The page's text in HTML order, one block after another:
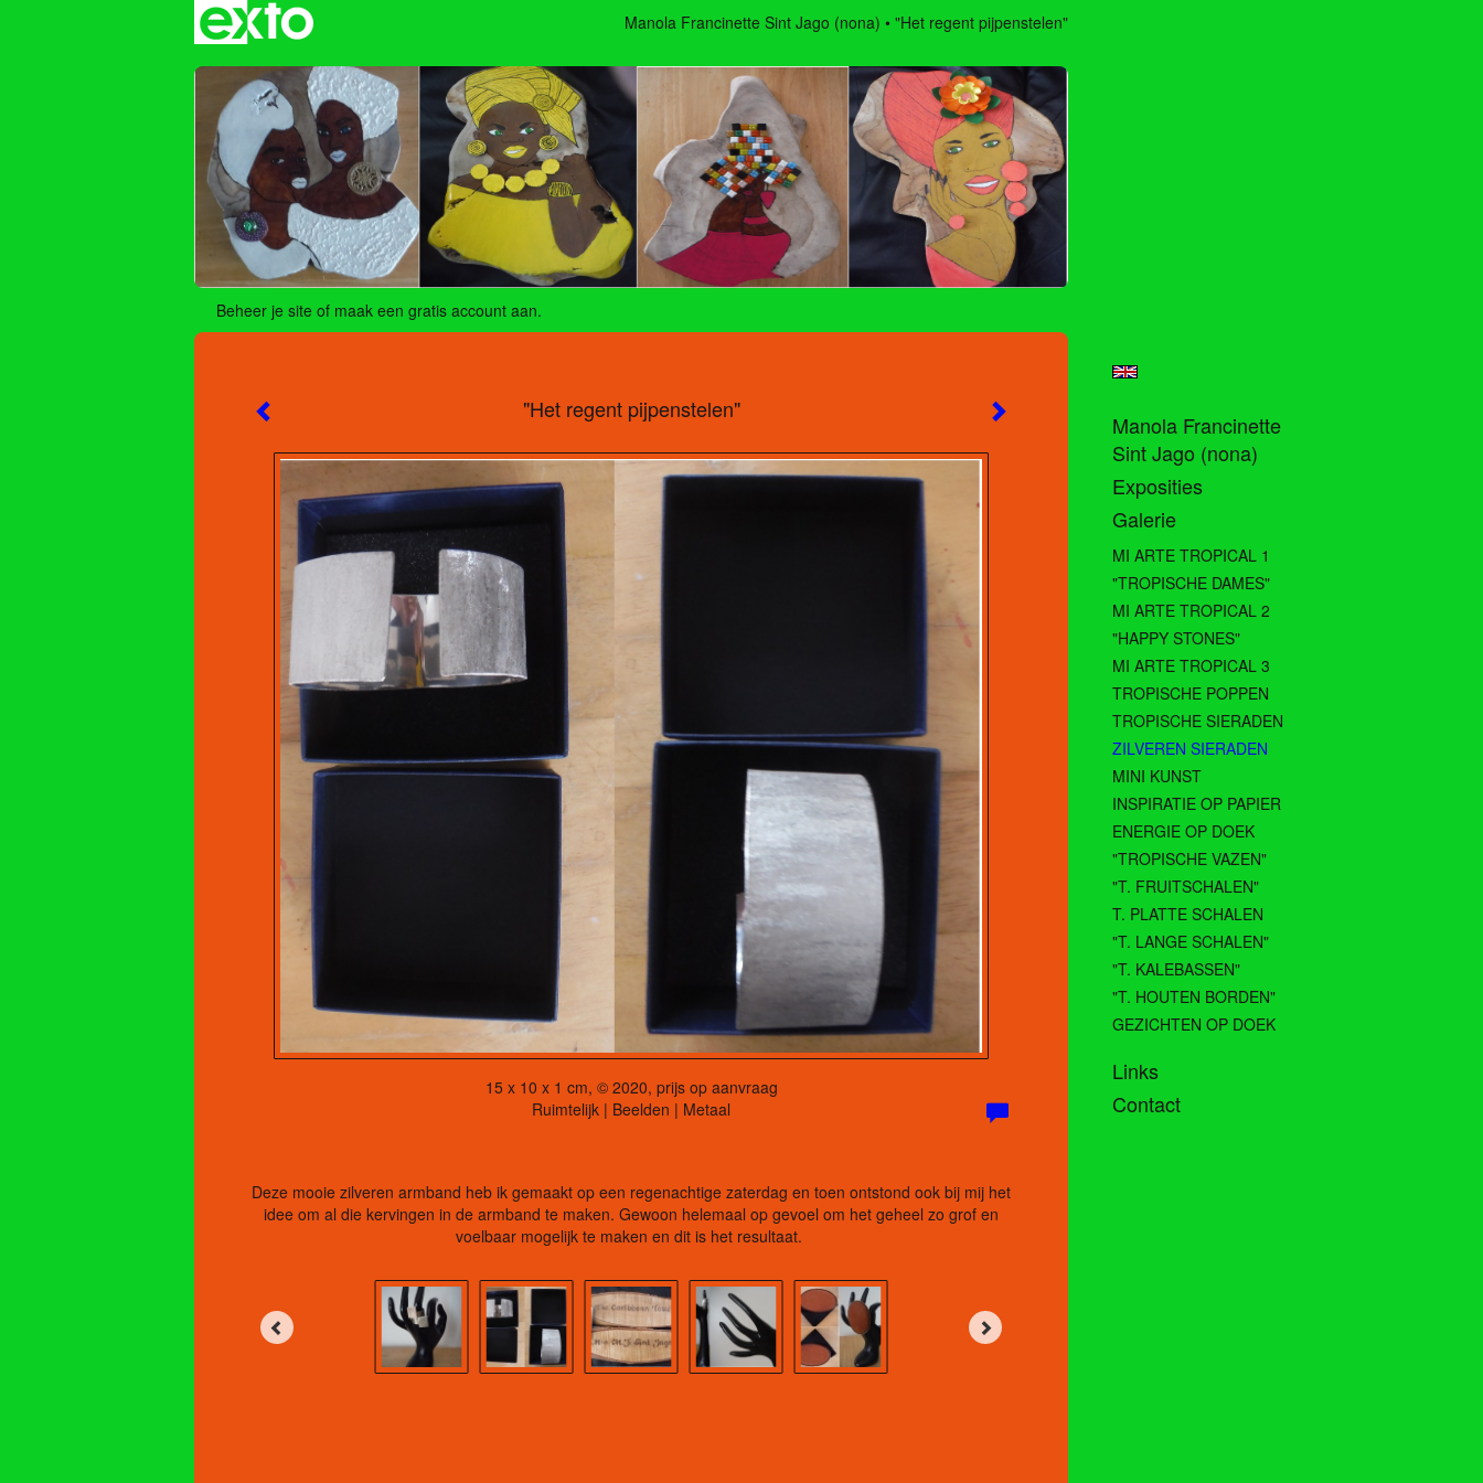
Manola Francinette Sint Jago (nona) "Het regent pijpenstelen"
Beheer je site of maak een gratis account aan.
"Het regent pijpenstelen"
15 x 10 x 1 cm, © 2020, prijs op aanvraag
Ruimtelijk | Beelden | Metaal
Deze mooie zilveren armband heb ik gemaakt op een regenachtige zaterdag en toen ontstond ook bij mij het
idee om al die kervingen in de armband te maken. Gewoon helemaal op gevoel om het geheel zo grof en
voelbaar mogelijk te maken en dit is het resultaat.
Manola Francinette
Sint Jago (nona)
Exposities
Galerie
MI ARTE TROPICAL 1
"TROPISCHE DAMES"
MI ARTE TROPICAL 2
"HAPPY STONES"
MI ARTE TROPICAL 3
TROPISCHE POPPEN
TROPISCHE SIERADEN
ZILVEREN SIERADEN
MINI KUNST
INSPIRATIE OP PAPIER
ENERGIE OP DOEK
"TROPISCHE VAZEN"
"T. FRUITSCHALEN"
T. PLATTE SCHALEN
"T. LANGE SCHALEN"
"T. KALEBASSEN"
"T. HOUTEN BORDEN"
GEZICHTEN OP DOEK
Links
Contact